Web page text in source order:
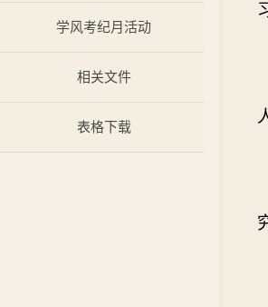
学风考纪月活动
相关文件
表格下载